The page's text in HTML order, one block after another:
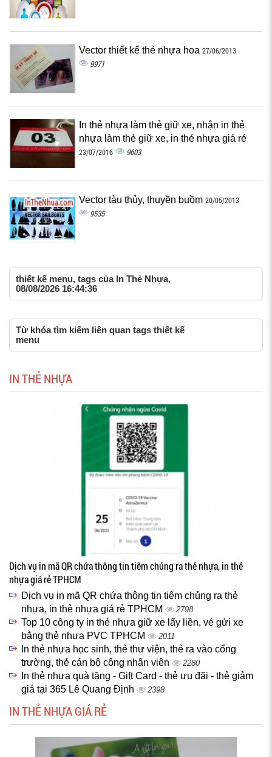
Vector thiết kế thẻ nhựa hoa 27/06/2013
9971
In thẻ nhựa làm thẻ giữ xe, nhận in thẻ
nhựa làm thẻ giữ xe, in thẻ nhựa giá rẻ
23/07/2016 9603
Vector tàu thủy, thuyền buồm 20/05/2013
9535
thiết kế menu, tags của In Thẻ Nhựa,
08/08/2026 16:44:36
Từ khóa tìm kiếm liên quan tags thiết kế
menu
IN THẺ NHỰA
Dịch vụ in mã QR chứa thông tin tiêm chủng ra thẻ nhựa, in thẻ
nhựa giá rẻ TPHCM
Dịch vụ in mã QR chứa thông tin tiêm chủng ra thẻ
nhựa, in thẻ nhựa giá rẻ TPHCM
2798
Top 10 công ty in thẻ nhựa giữ xe lấy liền, vé gửi xe
bằng thẻ nhựa PVC TPHCM
2011
In thẻ nhựa học sinh, thẻ thư viện, thẻ ra vào cổng
trường, thẻ cán bộ công nhân viên
2280
In thẻ nhựa quà tặng - Gift Card - thẻ ưu đãi - thẻ giảm
giá tại 365 Lê Quang Định
2398
IN THẺ NHỰA GIÁ RẺ